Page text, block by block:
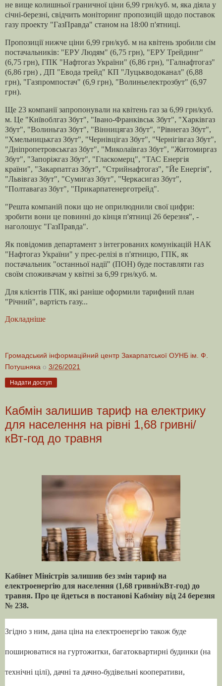
не вище колишньої граничної ціни 6,99 грн/куб. м, яка діяла у
січні-березні, свідчить моніторинг пропозицій щодо поставок
газу проекту "ГазПравда" станом на 18:00 п'ятниці.
Пропозиції нижче ціни 6,99 грн/куб. м на квітень зробили сім
постачальників: "ЕРУ Людям" (6,75 грн), "ЕРУ Трейдинг"
(6,75 грн), ГПК "Нафтогаз України" (6,86 грн), "Галнафтогаз"
(6,86 грн) , ДП "Евода трейд" КП "Луцькводоканал" (6,88
грн), "Газпромпостач" (6,9 грн), "Волиньелектрозбут" (6,97
грн).
Ще 23 компанії запропонували на квітень газ за 6,99 грн/куб.
м. Це "Київоблгаз Збут", "Івано-Франківськ Збут", "Харківгаз
Збут", "Волиньгаз Збут", "Вінницягаз Збут", "Рівнегаз Збут",
"Хмельницькгаз Збут", "Чернівцігаз Збут", "Чернігівгаз Збут",
"Дніпропетровськгаз Збут", "Миколаївгаз Збут", "Житомиргаз
Збут", "Запоріжгаз Збут", "Гласкомерц", "ТАС Енергія
країни", "Закарпатгаз Збут", "Стрийнафтогаз", "Йе Енергія",
"Львівгаз Збут", "Сумигаз Збут", "Черкасигаз Збут",
"Полтавагаз Збут", "Прикарпатенерготрейд".
"Решта компаній поки що не оприлюднили свої цифри:
зробити вони це повинні до кінця п'ятниці 26 березня", -
наголошує "ГазПравда".
Як повідомив департамент з інтегрованих комунікацій НАК
"Нафтогаз України" у прес-релізі в п'ятницю, ГПК, як
постачальник "останньої надії" (ПОН) буде поставляти газ
своїм споживачам у квітні за 6,99 грн/куб. м.
Для клієнтів ГПК, які раніше оформили тарифний план
"Річний", вартість газу...
Докладніше
Громадський інформаційний центр Закарпатської ОУНБ ім. Ф.
Потушняка о 3/26/2021
Надати доступ
Кабмін залишив тариф на електрику
для населення на рівні 1,68 гривні/
кВт-год до травня
Кабінет Міністрів залишив без змін тариф на
електроенергію для населення (1,68 гривні/кВт-год) до
травня. Про це йдеться в постанові Кабміну від 24 березня
№ 238.
Згідно з ним, дана ціна на електроенергію також буде
поширюватися на гуртожитки, багатоквартирні будинки (на
технічні цілі), дачні та дачно-будівельні кооперативи,